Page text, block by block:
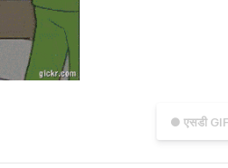
● एसडी GIF